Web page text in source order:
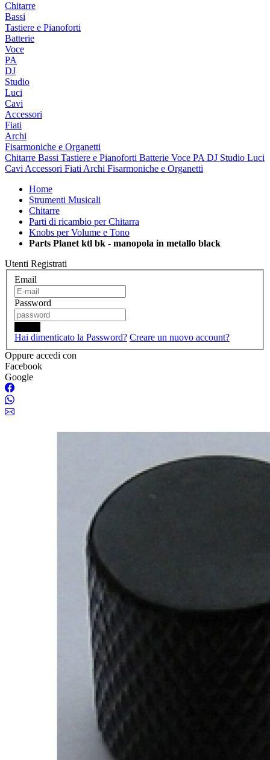
Chitarre
Bassi
Tastiere e Pianoforti
Batterie
Voce
PA
DJ
Studio
Luci
Cavi
Accessori
Fiati
Archi
Fisarmoniche e Organetti
Chitarre Bassi Tastiere e Pianoforti Batterie Voce PA DJ Studio Luci
Cavi Accessori Fiati Archi Fisarmoniche e Organetti
Home
Strumenti Musicali
Chitarre
Parti di ricambio per Chitarra
Knobs per Volume e Tono
Parts Planet ktl bk - manopola in metallo black
Utenti Registrati
Email
Password
Hai dimenticato la Password? Creare un nuovo account?
Oppure accedi con
Facebook
Google